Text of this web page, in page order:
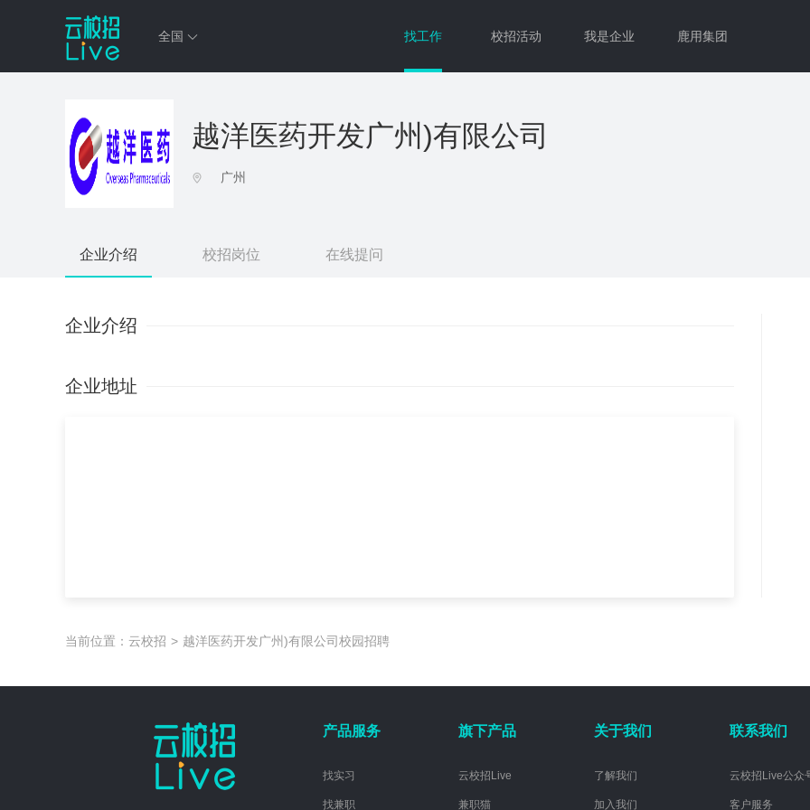
全国 找工作 校招活动 我是企业 鹿用集团
越洋医药开发广州)有限公司
广州
企业介绍 校招岗位 在线提问
企业介绍
企业地址
当前位置： 云校招 > 越洋医药开发广州)有限公司校园招聘
产品服务
找实习
找兼职
旗下产品
云校招Live
兼职猫
关于我们
了解我们
加入我们
联系我们
云校招Live公众
客户服务